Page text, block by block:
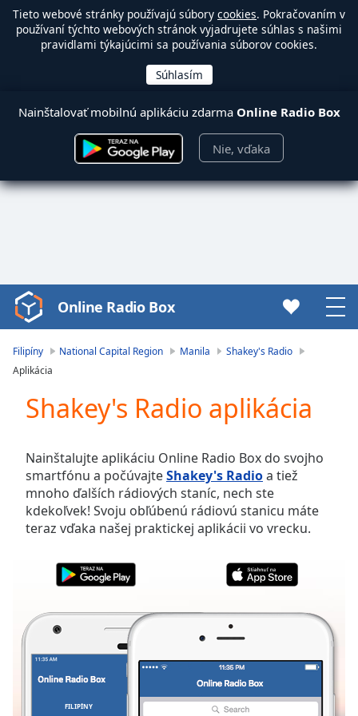
Tieto webové stránky používajú súbory cookies. Pokračovaním v
používaní týchto webových stránok vyjadrujete súhlas s našimi
pravidlami týkajúcimi sa používania súborov cookies.
Nainštalovať mobilnú aplikáciu zdarma Online Radio Box
Nie, vďaka
Video
Player
loading.
Video
Play
Skip
Forward
Mute
Current
Time0:00
Duration-:-
Stream
Type
LIVE
Seek to
currently
Online Radio Box
Filipíny National Capital Region Manila
Shakey's Radio
Aplikácia
Shakey's Radio aplikácia
Nainštalujte aplikáciu Online Radio Box do svojho
smartfónu a počúvajteShakey's Radioa tiež
mnoho ďalších rádiových staníc, nech ste
kdekoľvek! Svoju obľúbenú rádiovú stanicu máte
teraz vďaka našej praktickej aplikácii vo vrecku.
FILIPÍNY